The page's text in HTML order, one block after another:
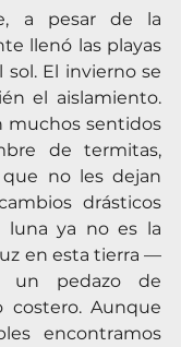
a pesar de la
llenó las playas
El invierno se
el aislamiento.
muchos sentidos
de termitas,
no les dejan
drásticos
luna ya no es la
en esta tierra —
un pedazo de
costero. Aunque
encontramos